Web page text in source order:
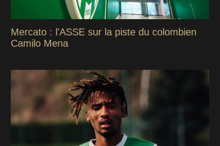
Mercato : l'ASSE sur la piste du colombien
Camilo Mena